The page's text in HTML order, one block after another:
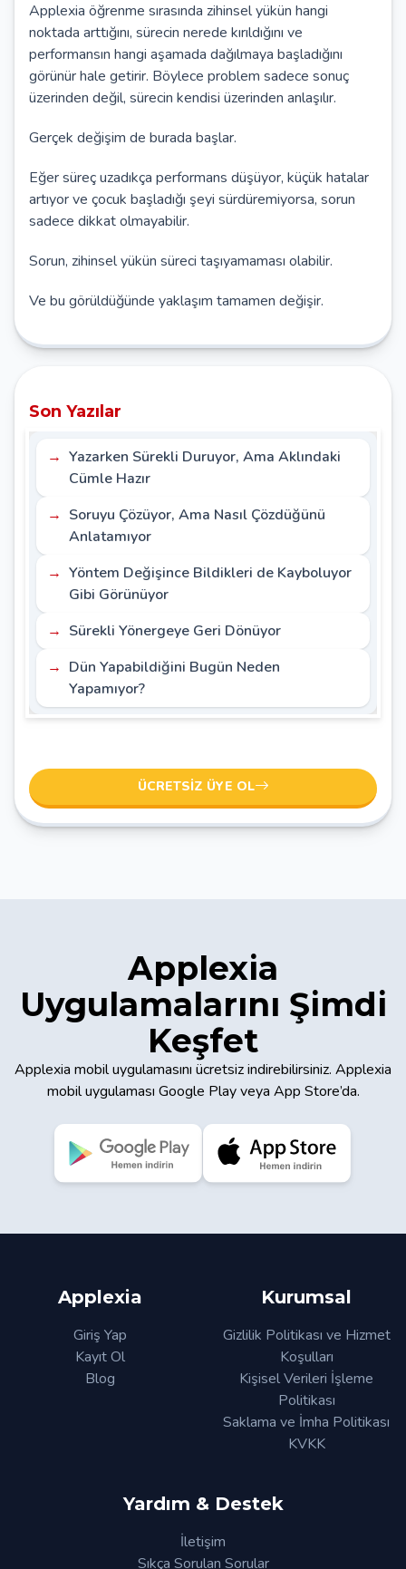
Applexia öğrenme sırasında zihinsel yükün hangi
noktada arttığını, sürecin nerede kırıldığını ve
performansın hangi aşamada dağılmaya başladığını
görünür hale getirir. Böylece problem sadece sonuç
üzerinden değil, sürecin kendisi üzerinden anlaşılır.
Gerçek değişim de burada başlar.
Eğer süreç uzadıkça performans düşüyor, küçük hatalar
artıyor ve çocuk başladığı şeyi sürdüremiyorsa, sorun
sadece dikkat olmayabilir.
Sorun, zihinsel yükün süreci taşıyamaması olabilir.
Ve bu görüldüğünde yaklaşım tamamen değişir.
Son Yazılar
Yazarken Sürekli Duruyor, Ama Aklındaki
Cümle Hazır
Soruyu Çözüyor, Ama Nasıl Çözdüğünü
Anlatamıyor
Yöntem Değişince Bildikleri de Kayboluyor
Gibi Görünüyor
Sürekli Yönergeye Geri Dönüyor
Dün Yapabildiğini Bugün Neden
Yapamıyor?
ÜCRETSIZ ÜYE OL
Applexia
Uygulamalarını Şimdi
Keşfet
Applexia mobil uygulamasını ücretsiz indirebilirsiniz. Applexia
mobil uygulaması Google Play veya App Store’da.
Applexia
Giriş Yap
Kayıt Ol
Blog
Kurumsal
Gizlilik Politikası ve Hizmet
Koşulları
Kişisel Verileri İşleme
Politikası
Saklama ve İmha Politikası
KVKK
Yardım & Destek
İletişim
Sıkça Sorulan Sorular